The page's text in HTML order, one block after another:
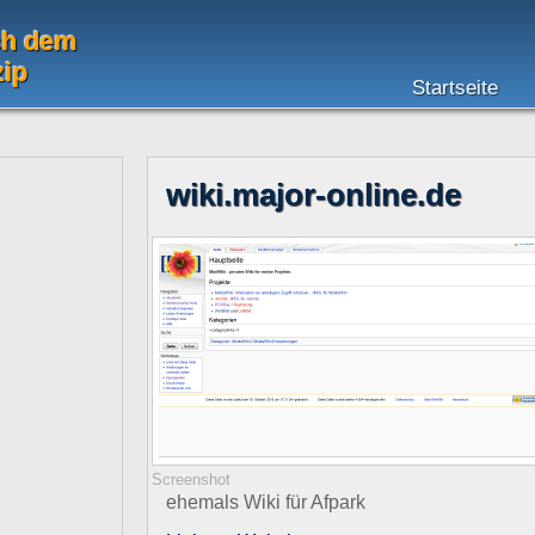
dem
Startseite
wiki.major-online.de
Screenshot
ehemals Wiki für Afpark